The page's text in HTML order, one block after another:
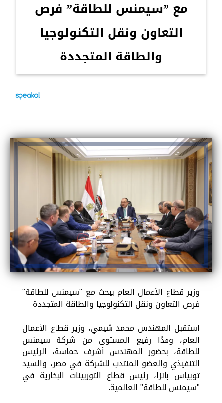
مع ”سيمنس للطاقة” فرص
التعاون ونقل التكنولوجيا
والطاقة المتجددة
وزير قطاع الأعمال العام يبحث مع "سيمنس للطاقة"
فرص التعاون ونقل التكنولوجيا والطاقة المتجددة
استقبل المهندس محمد شيمي، وزير قطاع الأعمال
العام، وفدًا رفيع المستوى من شركة سيمنس
للطاقة، بحضور المهندس أشرف حماسة، الرئيس
التنفيذي والعضو المنتدب للشركة في مصر، والسيد
توبياس بانزا، رئيس قطاع التوربينات البخارية في
"سيمنس للطاقة" العالمية.